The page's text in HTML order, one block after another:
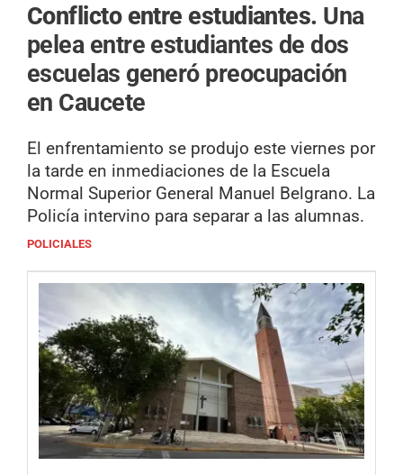
Conflicto entre estudiantes. Una
pelea entre estudiantes de dos
escuelas generó preocupación
en Caucete
El enfrentamiento se produjo este viernes por
la tarde en inmediaciones de la Escuela
Normal Superior General Manuel Belgrano. La
Policía intervino para separar a las alumnas.
POLICIALES